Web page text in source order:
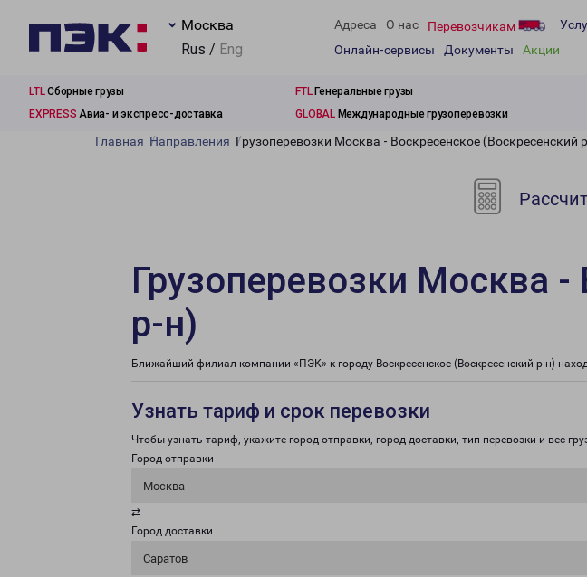
Москва
Rus / Eng
Адреса О нас Перевозчикам
Онлайн-сервисы
Документы Акции
LTLСборные грузы FTLГенеральные грузы
EXPRESS Авиа- и экспресс-доставка GLOBALМеждународные грузоперевозки
Главная Направления Грузоперевозки Москва - Воскресенское (Воскресенский
Грузоперевозки Москва
р-н)
Ближайший филиал компании «ПЭК» к городу Воскресенское (Воскресенский р-н)
Узнать тариф и срок перевозки
Чтобы узнать тариф, укажите город отправки, город доставки, тип перевозки и вес
Город отправки
Москва
⇄
Город доставки
Саратов